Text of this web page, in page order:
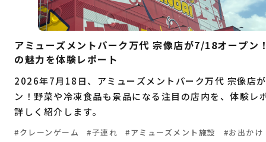
アミューズメントパーク万代 宗像店が7/18オープン
の魅力を体験レポート
2026年7月18日、アミューズメントパーク万代 宗像店
ン！野菜や冷凍食品も景品になる注目の店内を、体験レ
詳しく紹介します。
クレーンゲーム 子連れ アミューズメント施設 お出かけ